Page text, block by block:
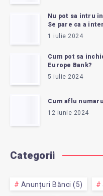
Nu pot sa intru
Se pare ca a
1 iulie 2024
Cum pot sa
Europe Bank?
5 iulie 2024
Cum aflu
12 iunie 2024
Categorii
Anunțuri Bănci (5)